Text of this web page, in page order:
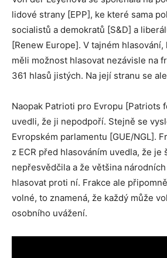
lidové strany [EPP], ke které sama
socialistů a demokratů [S&D] a
[Renew Europe]. V tajném
měli možnost hlasovat nezávisle na
361 hlasů jistých. Na její stranu se
Naopak Patrioti pro Evropu [Patriots
uvedli, že ji nepodpoří. Stejně se
Evropském parlamentu [GUE/NGL].
z ECR před hlasováním uvedla, že je
nepřesvědčila a že většina
hlasovat proti ní. Frakce ale
volné, to znamená, že každý může
osobního uvážení.